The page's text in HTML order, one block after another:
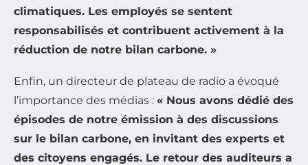
climatiques. Les employés se sentent
responsabilisés et contribuent activement à la
réduction de notre bilan carbone. »
Enfin, un directeur de plateau de radio a évoqué
l’importance des médias : « Nous avons dédié des
épisodes de notre émission à des discussions
sur le bilan carbone, en invitant des experts et
des citoyens engagés. Le retour des auditeurs a